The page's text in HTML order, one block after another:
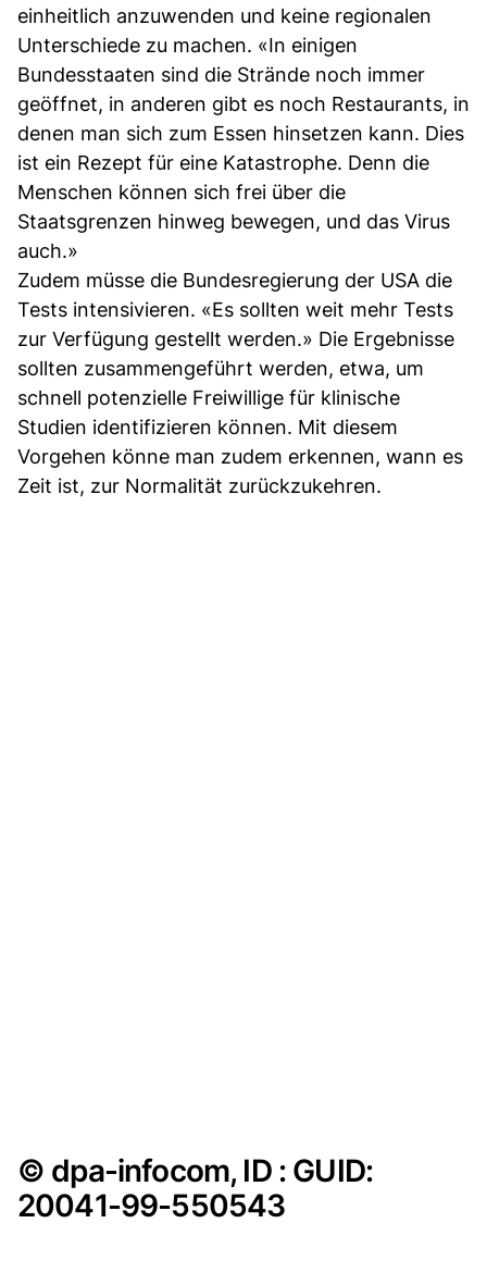
einheitlich anzuwenden und keine regionalen
Unterschiede zu machen. «In einigen
Bundesstaaten sind die Strände noch immer
geöffnet, in anderen gibt es noch Restaurants, in
denen man sich zum Essen hinsetzen kann. Dies
ist ein Rezept für eine Katastrophe. Denn die
Menschen können sich frei über die
Staatsgrenzen hinweg bewegen, und das Virus
auch.»
Zudem müsse die Bundesregierung der USA die
Tests intensivieren. «Es sollten weit mehr Tests
zur Verfügung gestellt werden.» Die Ergebnisse
sollten zusammengeführt werden, etwa, um
schnell potenzielle Freiwillige für klinische
Studien identifizieren können. Mit diesem
Vorgehen könne man zudem erkennen, wann es
Zeit ist, zur Normalität zurückzukehren.
© dpa-infocom, ID : GUID:
20041-99-550543